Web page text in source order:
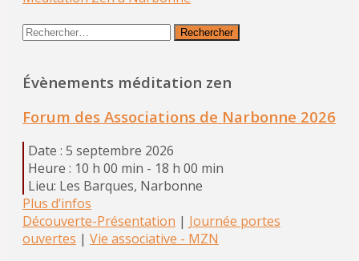
Rechercher :
Évènements méditation zen
Forum des Associations de Narbonne 2026
Date : 5 septembre 2026
Heure : 10 h 00 min - 18 h 00 min
Lieu: Les Barques, Narbonne
Plus d’infos
Découverte-Présentation | Journée portes
ouvertes | Vie associative - MZN